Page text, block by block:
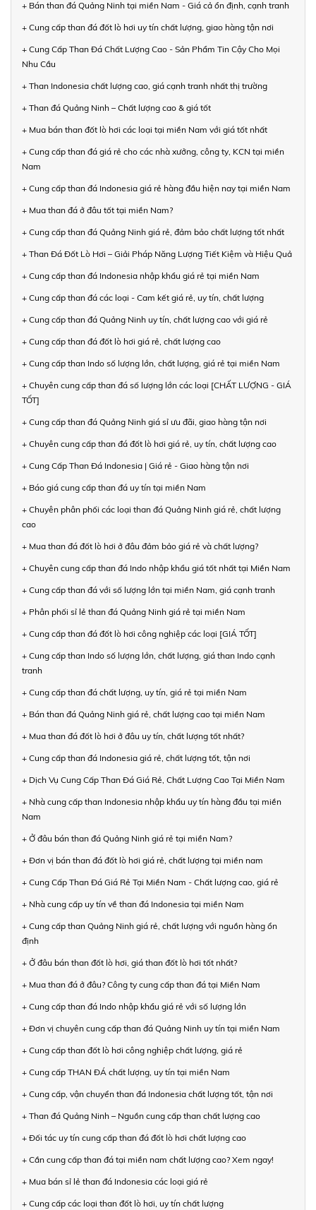
+ Bán than đá Quảng Ninh tại miền Nam - Giá cả ổn định, cạnh tranh
+ Cung cấp than đá đốt lò hơi uy tín chất lượng, giao hàng tận nơi
+ Cung Cấp Than Đá Chất Lượng Cao - Sản Phẩm Tin Cậy Cho Mọi
Nhu Cầu
+ Than Indonesia chất lượng cao, giá cạnh tranh nhất thị trường
+ Than đá Quảng Ninh – Chất lượng cao & giá tốt
+ Mua bán than đốt lò hơi các loại tại miền Nam với giá tốt nhất
+ Cung cấp than đá giá rẻ cho các nhà xưởng, công ty, KCN tại miền
Nam
+ Cung cấp than đá Indonesia giá rẻ hàng đầu hiện nay tại miền Nam
+ Mua than đá ở đâu tốt tại miền Nam?
+ Cung cấp than đá Quảng Ninh giá rẻ, đảm bảo chất lượng tốt nhất
+ Than Đá Đốt Lò Hơi – Giải Pháp Năng Lượng Tiết Kiệm và Hiệu Quả
+ Cung cấp than đá Indonesia nhập khẩu giá rẻ tại miền Nam
+ Cung cấp than đá các loại - Cam kết giá rẻ, uy tín, chất lượng
+ Cung cấp than đá Quảng Ninh uy tín, chất lượng cao với giá rẻ
+ Cung cấp than đá đốt lò hơi giá rẻ, chất lượng cao
+ Cung cấp than Indo số lượng lớn, chất lượng, giá rẻ tại miền Nam
+ Chuyên cung cấp than đá số lượng lớn các loại [CHẤT LƯỢNG - GIÁ
TỐT]
+ Cung cấp than đá Quảng Ninh giá sỉ ưu đãi, giao hàng tận nơi
+ Chuyên cung cấp than đá đốt lò hơi giá rẻ, uy tín, chất lượng cao
+ Cung Cấp Than Đá Indonesia | Giá rẻ - Giao hàng tận nơi
+ Báo giá cung cấp than đá uy tín tại miền Nam
+ Chuyên phân phối các loại than đá Quảng Ninh giá rẻ, chất lượng
cao
+ Mua than đá đốt lò hơi ở đâu đảm bảo giá rẻ và chất lượng?
+ Chuyên cung cấp than đá Indo nhập khẩu giá tốt nhất tại Miền Nam
+ Cung cấp than đá với số lượng lớn tại miền Nam, giá cạnh tranh
+ Phân phối sỉ lẻ than đá Quảng Ninh giá rẻ tại miền Nam
+ Cung cấp than đá đốt lò hơi công nghiệp các loại [GIÁ TỐT]
+ Cung cấp than Indo số lượng lớn, chất lượng, giá than Indo cạnh
tranh
+ Cung cấp than đá chất lượng, uy tín, giá rẻ tại miền Nam
+ Bán than đá Quảng Ninh giá rẻ, chất lượng cao tại miền Nam
+ Mua than đá đốt lò hơi ở đâu uy tín, chất lượng tốt nhất?
+ Cung cấp than đá Indonesia giá rẻ, chất lượng tốt, tận nơi
+ Dịch Vụ Cung Cấp Than Đá Giá Rẻ, Chất Lượng Cao Tại Miền Nam
+ Nhà cung cấp than Indonesia nhập khẩu uy tín hàng đầu tại miền
Nam
+ Ở đâu bán than đá Quảng Ninh giá rẻ tại miền Nam?
+ Đơn vị bán than đá đốt lò hơi giá rẻ, chất lượng tại miền nam
+ Cung Cấp Than Đá Giá Rẻ Tại Miền Nam - Chất lượng cao, giá rẻ
+ Nhà cung cấp uy tín về than đá Indonesia tại miền Nam
+ Cung cấp than Quảng Ninh giá rẻ, chất lượng với nguồn hàng ổn
định
+ Ở đâu bán than đốt lò hơi, giá than đốt lò hơi tốt nhất?
+ Mua than đá ở đâu? Công ty cung cấp than đá tại Miền Nam
+ Cung cấp than đá Indo nhập khẩu giá rẻ với số lượng lớn
+ Đơn vị chuyên cung cấp than đá Quảng Ninh uy tín tại miền Nam
+ Cung cấp than đốt lò hơi công nghiệp chất lượng, giá rẻ
+ Cung cấp THAN ĐÁ chất lượng, uy tín tại miền Nam
+ Cung cấp, vận chuyển than đá Indonesia chất lượng tốt, tận nơi
+ Than đá Quảng Ninh – Nguồn cung cấp than chất lượng cao
+ Đối tác uy tín cung cấp than đá đốt lò hơi chất lượng cao
+ Cần cung cấp than đá tại miền nam chất lượng cao? Xem ngay!
+ Mua bán sỉ lẻ than đá Indonesia các loại giá rẻ
+ Cung cấp các loại than đốt lò hơi, uy tín chất lượng